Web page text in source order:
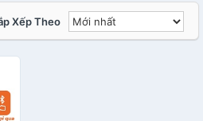
Xếp Theo